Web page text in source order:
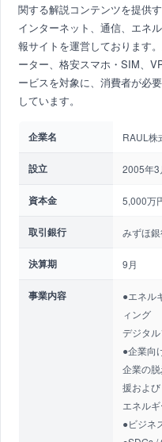
関する解説コンテンツを提供
インターネット、通信、エネ
報サイトを運営しております
ーター、格安スマホ・SIM、
ービスを対象に、消費者が必
しています。
企業名 RAUL株
設立 2005年3
資本金 5,000万
取引銀行 みずほ
決算期 9月
事業内容
●エネル
ィング
デジタ
●企業向
企業の
援および
エネル
●ビジネ